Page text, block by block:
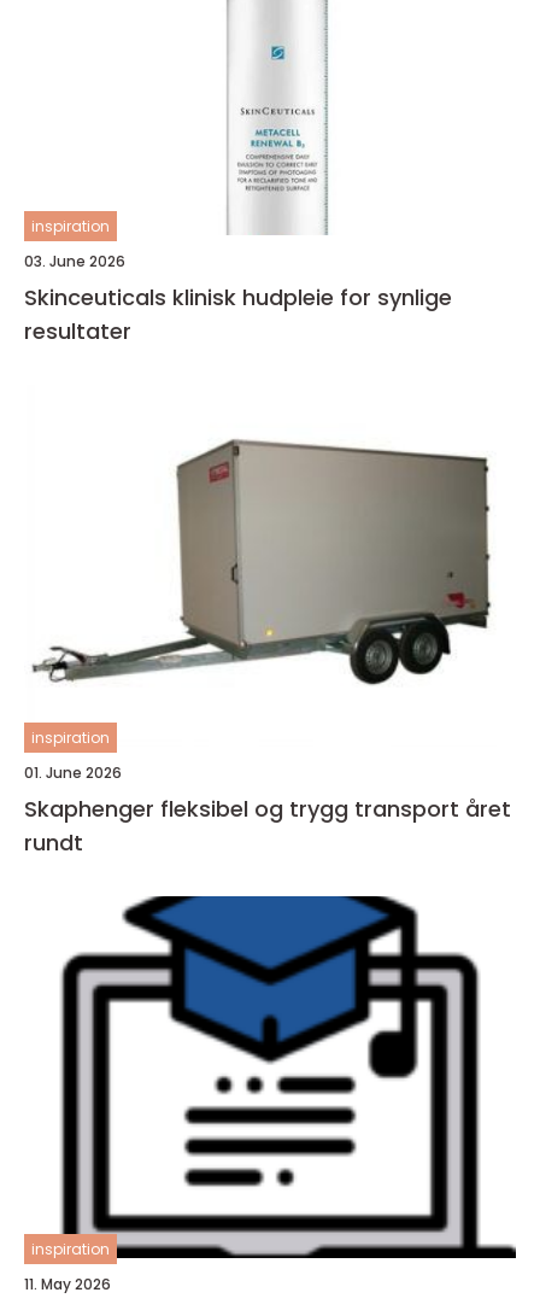
inspiration
03. June 2026
Skinceuticals klinisk hudpleie for synlige
resultater
inspiration
01. June 2026
Skaphenger fleksibel og trygg transport året
rundt
inspiration
11. May 2026